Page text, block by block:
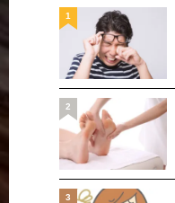
1
2
3